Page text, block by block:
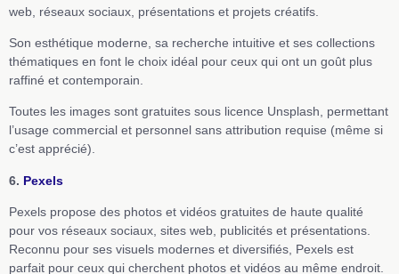
web, réseaux sociaux, présentations et projets créatifs.
Son esthétique moderne, sa recherche intuitive et ses collections
thématiques en font le choix idéal pour ceux qui ont un goût plus
raffiné et contemporain.
Toutes les images sont gratuites sous licence Unsplash, permettant
l’usage commercial et personnel sans attribution requise (même si
c’est apprécié).
6. Pexels
Pexels propose des photos et vidéos gratuites de haute qualité
pour vos réseaux sociaux, sites web, publicités et présentations.
Reconnu pour ses visuels modernes et diversifiés, Pexels est
parfait pour ceux qui cherchent photos et vidéos au même endroit.